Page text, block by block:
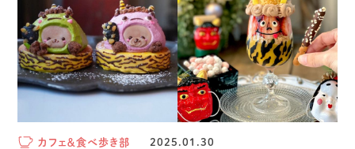
カフェ＆食べ歩き部 2025.01.30